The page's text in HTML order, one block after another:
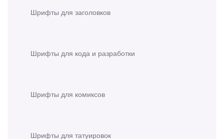
Шрифты для заголовков
Шрифты для кода и разработки
Шрифты для комиксов
Шрифты для татуировок